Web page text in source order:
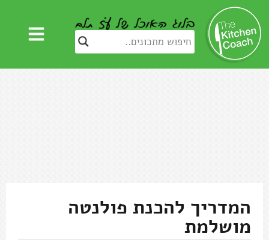
המדריך להכנת פולנטה
מושלמת